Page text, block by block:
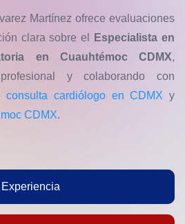
Martínez ofrece evaluaciones
clara sobre el
Especialista en
en Cuauhtémoc CDMX,
y colaborando con
consulta cardiólogo en CDMX y
CDMX.
Experiencia